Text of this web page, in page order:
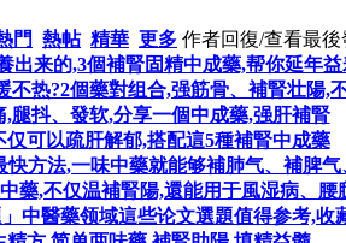
門 熱帖 精華 更多 作者回復/查看最後
出来的,3個補腎固精中成藥,帮你延年益
不热?2個藥對组合,强筋骨、補腎壮陽,
,腿抖、發软,分享一個中成藥,强肝補腎
仅可以疏肝解郁,搭配這5種補腎中成藥
快方法,一味中藥就能够補肺气、補脾
藥,不仅温補腎陽,還能用于風湿病、腰
」中醫藥领域這些论文選題值得参考,收